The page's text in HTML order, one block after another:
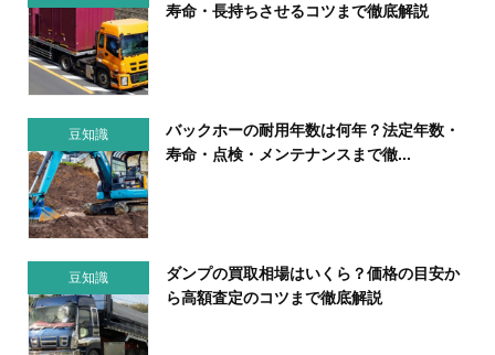
寿命・長持ちさせるコツまで徹底解説
豆知識
バックホーの耐用年数は何年？法定年数・
寿命・点検・メンテナンスまで徹...
豆知識
ダンプの買取相場はいくら？価格の目安か
ら高額査定のコツまで徹底解説